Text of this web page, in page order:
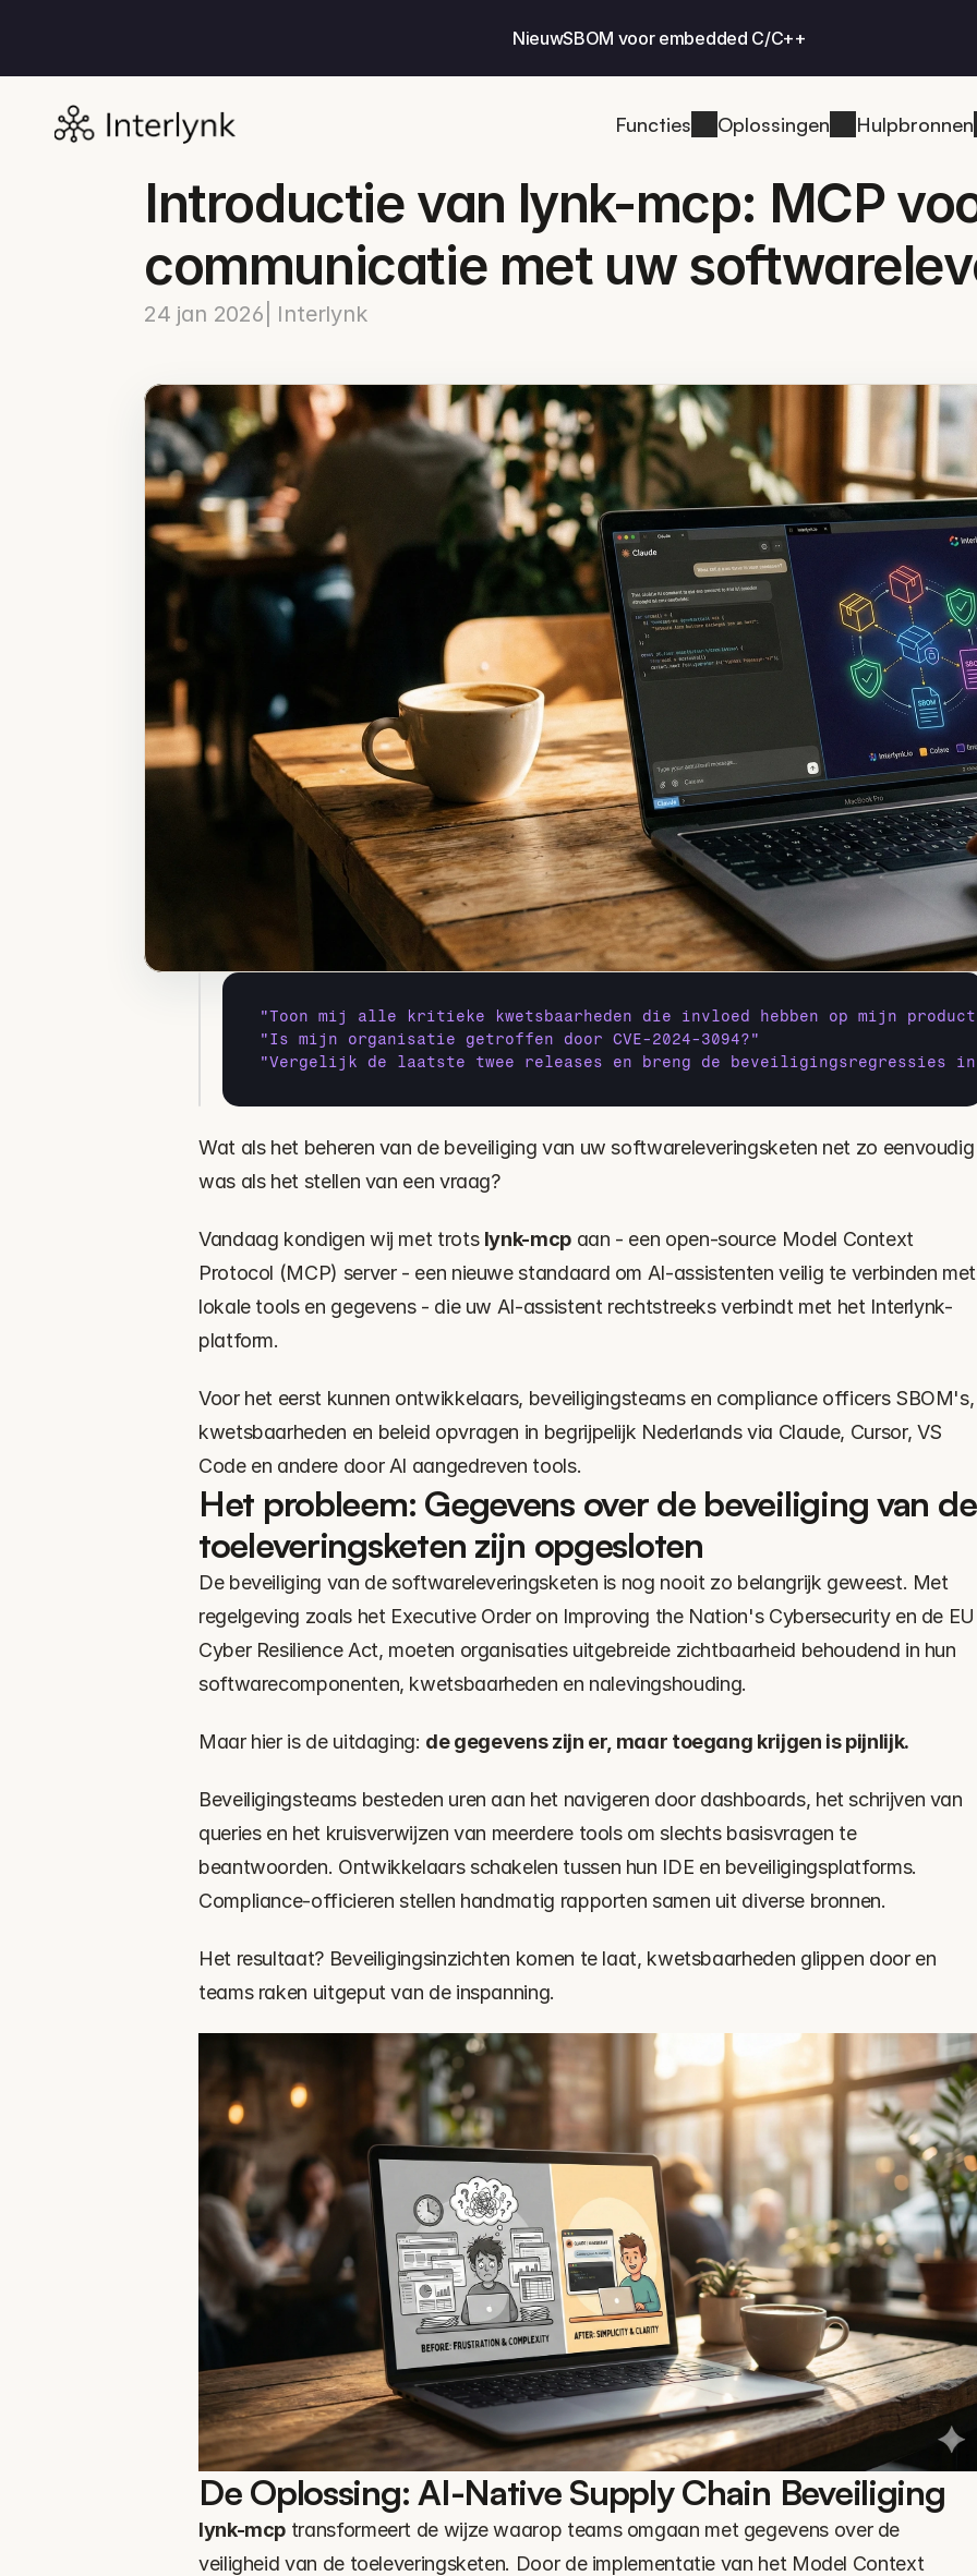
NieuwSBOM voor embedded C/C++
Functies Oplossingen Hulpbronnen
Introductie van lynk-mcp: MCP
communicatie met uw
24 jan 2026 | Interlynk
"Toon mij alle kritieke kwetsbaarheden die invloed hebben op mijn
"Is mijn organisatie getroffen door CVE-2024-3094?"
"Vergelijk de laatste twee releases en breng de beveiligingsregressies
Wat als het beheren van de beveiliging van uw softwareleveringsketen net zo eenvoudig
was als het stellen van een vraag?
Vandaag kondigen wij met trots lynk-mcp aan - een open-source Model Context
Protocol (MCP) server - een nieuwe standaard om AI-assistenten veilig te verbinden met
lokale tools en gegevens - die uw AI-assistent rechtstreeks verbindt met het Interlynk-
platform.
Voor het eerst kunnen ontwikkelaars, beveiligingsteams en compliance officers SBOM's,
kwetsbaarheden en beleid opvragen in begrijpelijk Nederlands via Claude, Cursor, VS
Code en andere door AI aangedreven tools.
Het probleem: Gegevens over de beveiliging van de
toeleveringsketen zijn opgesloten
De beveiliging van de softwareleveringsketen is nog nooit zo belangrijk geweest. Met
regelgeving zoals het Executive Order on Improving the Nation's Cybersecurity en de EU
Cyber Resilience Act, moeten organisaties uitgebreide zichtbaarheid behoudend in hun
softwarecomponenten, kwetsbaarheden en nalevingshouding.
Maar hier is de uitdaging: de gegevens zijn er, maar toegang krijgen is pijnlijk.
Beveiligingsteams besteden uren aan het navigeren door dashboards, het schrijven van
queries en het kruisverwijzen van meerdere tools om slechts basisvragen te
beantwoorden. Ontwikkelaars schakelen tussen hun IDE en beveiligingsplatforms.
Compliance-officieren stellen handmatig rapporten samen uit diverse bronnen.
Het resultaat? Beveiligingsinzichten komen te laat, kwetsbaarheden glippen door en
teams raken uitgeput van de inspanning.
De Oplossing: AI-Native Supply Chain Beveiliging
lynk-mcp transformeert de wijze waarop teams omgaan met gegevens over de
veiligheid van de toeleveringsketen. Door de implementatie van het Model Context